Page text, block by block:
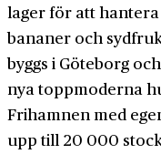
lager för att
bananer och
byggs i Göteborg
nya topp­moderna
Frihamnen med
upp till 20 000